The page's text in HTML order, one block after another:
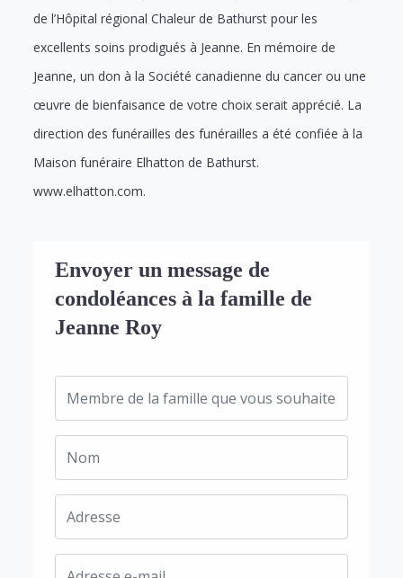
de l’Hôpital régional Chaleur de Bathurst pour les
excellents soins prodigués à Jeanne. En mémoire de
Jeanne, un don à la Société canadienne du cancer ou une
œuvre de bienfaisance de votre choix serait apprécié. La
direction des funérailles des funérailles a été confiée à la
Maison funéraire Elhatton de Bathurst.
www.elhatton.com.
Envoyer un message de
condoléances à la famille de
Jeanne Roy